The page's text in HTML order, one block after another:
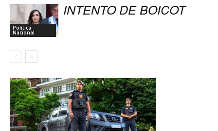
Politica
Nacional
INTENTO DE BOICOT